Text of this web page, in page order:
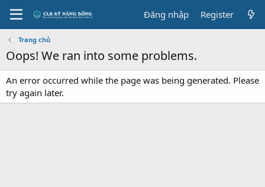
Đăng nhập Register
Trang chủ
Oops! We ran into some problems.
An error occurred while the page was being generated. Please
try again later.